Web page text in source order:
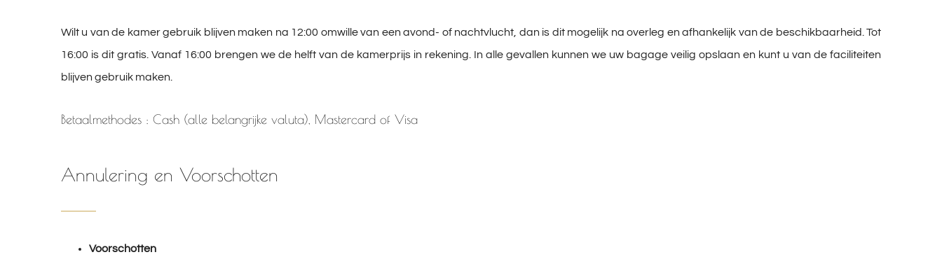
Wilt u van de kamer gebruik blijven maken na 12:00 omwille van een avond- of nachtvlucht, dan is dit mogelijk na overleg en afhankelijk van de beschikbaarheid. Tot
16:00 is dit gratis. Vanaf 16:00 brengen we de helft van de kamerprijs in rekening. In alle gevallen kunnen we uw bagage veilig opslaan en kunt u van de faciliteiten
blijven gebruik maken.
Betaalmethodes : Cash (alle belangrijke valuta), Mastercard of Visa
Annulering en Voorschotten
Voorschotten